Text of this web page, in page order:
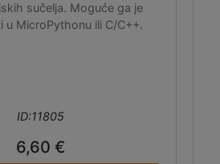
sučelja. Moguće ga je
u MicroPythonu ili C/C++.
ID:11805
6,60 €